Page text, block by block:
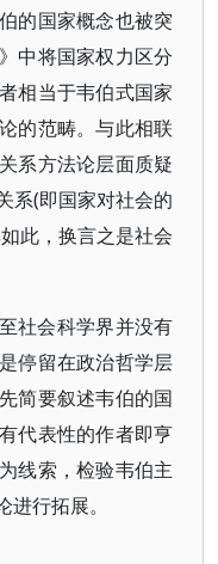
的国家概念也被突
中将国家权力区分
相当于韦伯式国家
的范畴。与此相联
系方法论层面质疑
系(即国家对社会的
此，换言之是社会
社会科学界并没有
停留在政治哲学层
简要叙述韦伯的国
代表性的作者即亨
线索，检验韦伯主
行拓展。